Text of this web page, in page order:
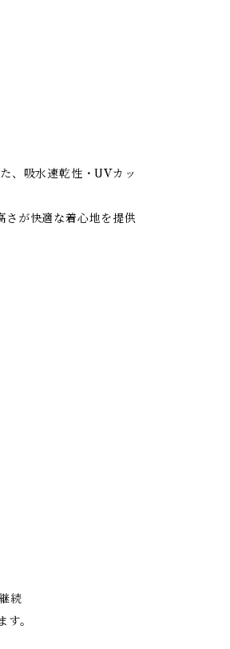
、吸水速乾性・UVカッ
さが快適な着心地を提供
続
。